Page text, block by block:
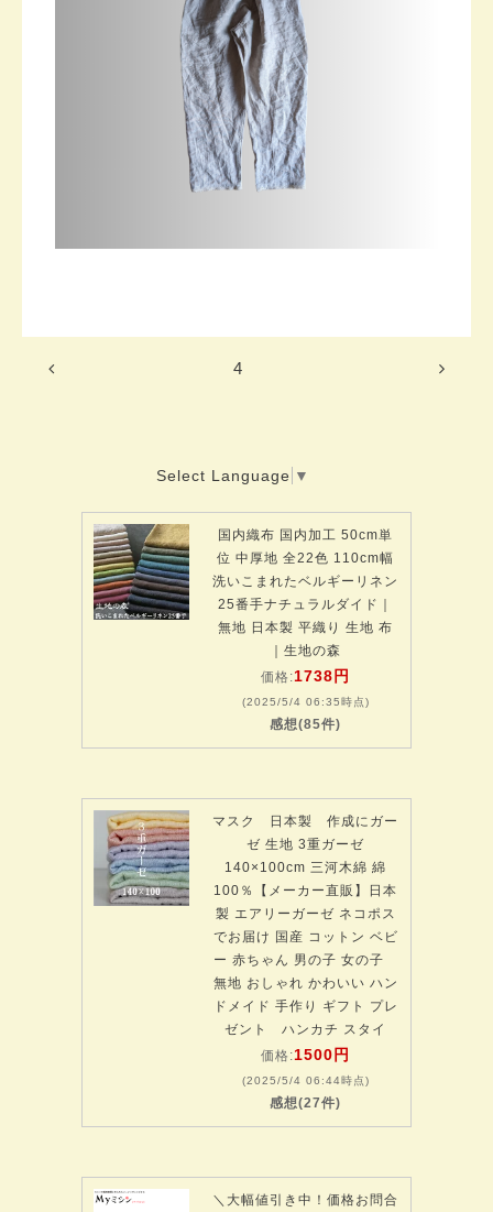
4
Select Language ▼
国内織布 国内加工 50cm単
位 中厚地 全22色 110cm幅
洗いこまれたベルギーリネン
25番手ナチュラルダイド｜
無地 日本製 平織り 生地 布
｜生地の森
価格:1738円
(2025/5/4 06:35時点)
感想(85件)
マスク 日本製 作成にガー
ゼ 生地 3重ガーゼ
140×100cm 三河木綿 綿
100％【メーカー直販】日本
製 エアリーガーゼ ネコポス
でお届け 国産 コットン ベビ
ー 赤ちゃん 男の子 女の子
無地 おしゃれ かわいい ハン
ドメイド 手作り ギフト プレ
ゼント ハンカチ スタイ
価格:1500円
(2025/5/4 06:44時点)
感想(27件)
＼大幅値引き中！価格お問合